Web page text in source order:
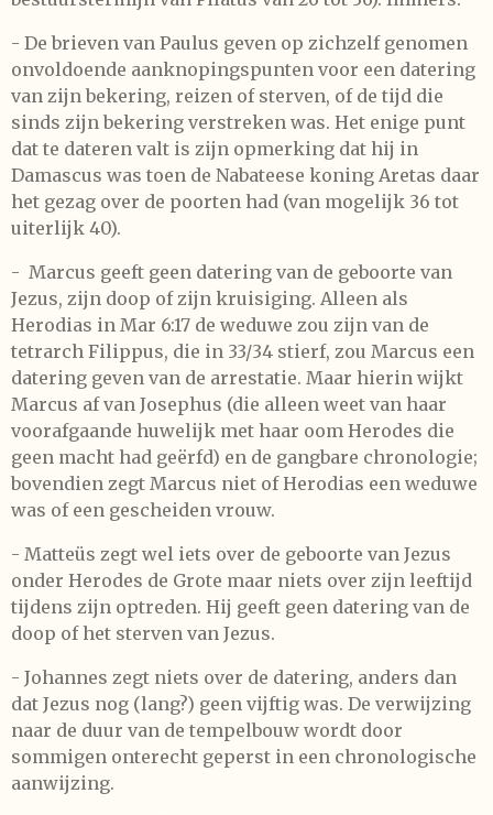
- De brieven van Paulus geven op zichzelf genomen
onvoldoende aanknopingspunten voor een datering
van zijn bekering, reizen of sterven, of de tijd die
sinds zijn bekering verstreken was. Het enige punt
dat te dateren valt is zijn opmerking dat hij in
Damascus was toen de Nabateese koning Aretas daar
het gezag over de poorten had (van mogelijk 36 tot
uiterlijk 40).
- Marcus geeft geen datering van de geboorte van
Jezus, zijn doop of zijn kruisiging. Alleen als
Herodias in Mar 6:17 de weduwe zou zijn van de
tetrarch Filippus, die in 33/34 stierf, zou Marcus een
datering geven van de arrestatie. Maar hierin wijkt
Marcus af van Josephus (die alleen weet van haar
voorafgaande huwelijk met haar oom Herodes die
geen macht had geërfd) en de gangbare chronologie;
bovendien zegt Marcus niet of Herodias een weduwe
was of een gescheiden vrouw.
- Matteüs zegt wel iets over de geboorte van Jezus
onder Herodes de Grote maar niets over zijn leeftijd
tijdens zijn optreden. Hij geeft geen datering van de
doop of het sterven van Jezus.
- Johannes zegt niets over de datering, anders dan
dat Jezus nog (lang?) geen vijftig was. De verwijzing
naar de duur van de tempelbouw wordt door
sommigen onterecht geperst in een chronologische
aanwijzing.